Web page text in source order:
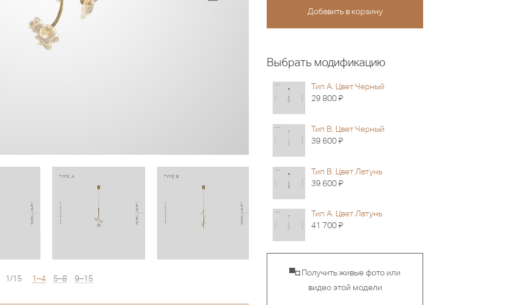
1/15 1–4 5–8 9–15
Выбрать модификацию
Тип A. Цвет Черный
29 800Я
Тип B. Цвет Черный
39 600Я
Тип B. Цвет Латунь
39 600Я
Тип A. Цвет Латунь
41 700Я
▀◘ Получить живые фото или
видео этой модели